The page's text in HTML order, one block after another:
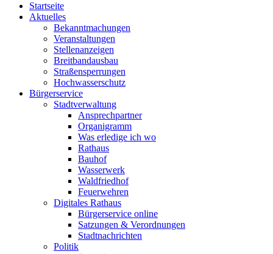
Startseite
Aktuelles
Bekanntmachungen
Veranstaltungen
Stellenanzeigen
Breitbandausbau
Straßensperrungen
Hochwasserschutz
Bürgerservice
Stadtverwaltung
Ansprechpartner
Organigramm
Was erledige ich wo
Rathaus
Bauhof
Wasserwerk
Waldfriedhof
Feuerwehren
Digitales Rathaus
Bürgerservice online
Satzungen & Verordnungen
Stadtnachrichten
Politik